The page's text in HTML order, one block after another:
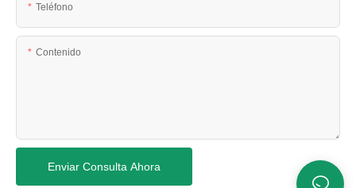
Teléfono
Contenido
Enviar Consulta Ahora